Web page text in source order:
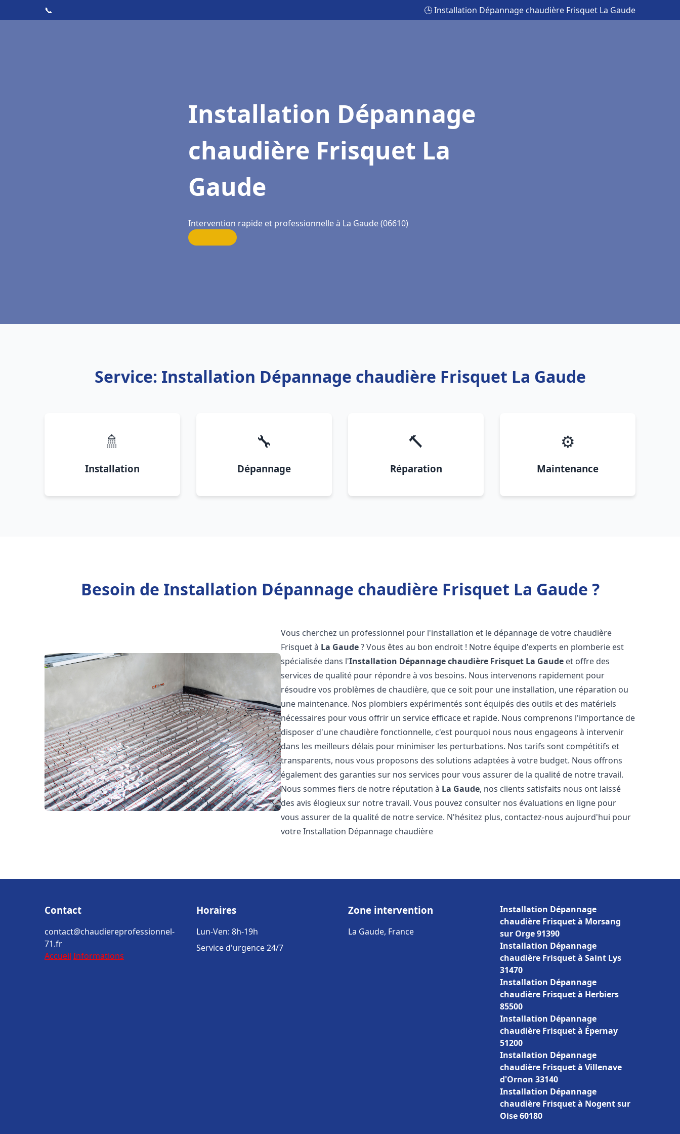
📞 🕒 Installation Dépannage chaudière Frisquet La Gaude
Installation Dépannage
chaudière Frisquet La
Gaude
Intervention rapide et professionnelle à La Gaude (06610)
Service: Installation Dépannage chaudière Frisquet La Gaude
🚿
Installation
🔧
Dépannage
🔨
Réparation
⚙️
Maintenance
Besoin de Installation Dépannage chaudière Frisquet La Gaude ?
Vous cherchez un professionnel pour l'installation et le dépannage de votre chaudière
Frisquet à La Gaude? Vous êtes au bon endroit ! Notre équipe d'experts en plomberie est
spécialisée dans l'Installation Dépannage chaudière Frisquet La Gaude et offre des
services de qualité pour répondre à vos besoins. Nous intervenons rapidement pour
résoudre vos problèmes de chaudière, que ce soit pour une installation, une réparation ou
une maintenance. Nos plombiers expérimentés sont équipés des outils et des matériels
nécessaires pour vous offrir un service efficace et rapide. Nous comprenons l'importance de
disposer d'une chaudière fonctionnelle, c'est pourquoi nous nous engageons à intervenir
dans les meilleurs délais pour minimiser les perturbations. Nos tarifs sont compétitifs et
transparents, nous vous proposons des solutions adaptées à votre budget. Nous offrons
également des garanties sur nos services pour vous assurer de la qualité de notre travail.
Nous sommes fiers de notre réputation à La Gaude, nos clients satisfaits nous ont laissé
des avis élogieux sur notre travail. Vous pouvez consulter nos évaluations en ligne pour
vous assurer de la qualité de notre service. N'hésitez plus, contactez-nous aujourd'hui pour
votre Installation Dépannage chaudière
Contact
contact@chaudiereprofessionnel-
71.fr
Accueil Informations
Horaires
Lun-Ven: 8h-19h
Service d'urgence 24/7
Zone intervention
La Gaude, France
Installation Dépannage
chaudière Frisquet à Morsang
sur Orge 91390
Installation Dépannage
chaudière Frisquet à Saint Lys
31470
Installation Dépannage
chaudière Frisquet à Herbiers
85500
Installation Dépannage
chaudière Frisquet à Épernay
51200
Installation Dépannage
chaudière Frisquet à Villenave
d'Ornon 33140
Installation Dépannage
chaudière Frisquet à Nogent sur
Oise 60180